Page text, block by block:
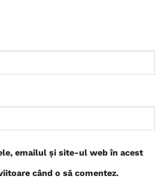
emailul și site-ul web în acest
când o să comentez.